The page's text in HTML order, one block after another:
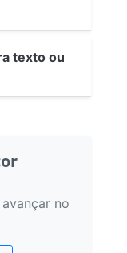
texto ou
no